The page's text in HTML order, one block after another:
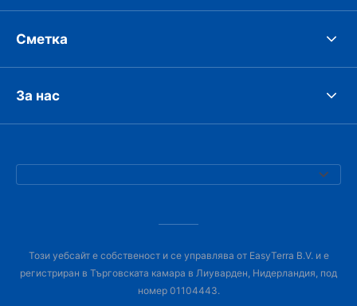
Сметка
За нас
Този уебсайт е собственост и се управлява от EasyTerra B.V. и е
регистриран в Търговската камара в Лиуварден, Нидерландия, под
номер 01104443.